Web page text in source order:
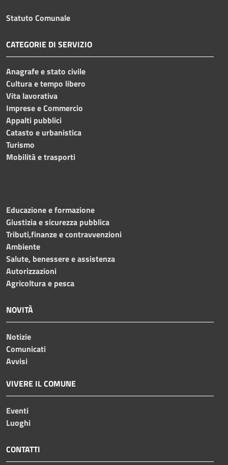
Statuto Comunale
CATEGORIE DI SERVIZIO
Anagrafe e stato civile
Cultura e tempo libero
Vita lavorativa
Imprese e Commercio
Appalti pubblici
Catasto e urbanistica
Turismo
Mobilità e trasporti
Educazione e formazione
Giustizia e sicurezza pubblica
Tributi,finanze e contravvenzioni
Ambiente
Salute, benessere e assistenza
Autorizzazioni
Agricoltura e pesca
NOVITÀ
Notizie
Comunicati
Avvisi
VIVERE IL COMUNE
Eventi
Luoghi
CONTATTI